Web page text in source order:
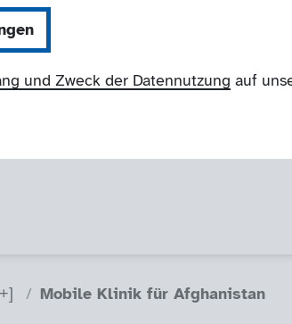
und Zweck der Datennutzung auf
Mobile Klinik für Afghanistan